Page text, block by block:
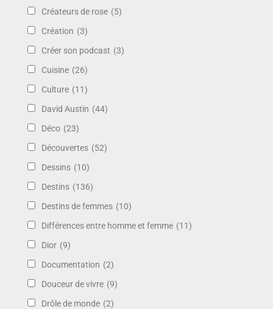
Créateurs de rose (5)
Création (3)
Créer son podcast (3)
Cuisine (26)
Culture (11)
David Austin (44)
Déco (23)
Découvertes (52)
Dessins (10)
Destins (136)
Destins de femmes (10)
Différences entre homme et femme (11)
Dior (9)
Documentation (2)
Douceur de vivre (9)
Drôle de monde (2)